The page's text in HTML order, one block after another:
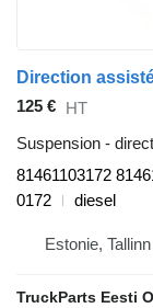
125 € HT
Suspension -
81461103172
0172
diesel
Estonie, Tallinn
TruckParts Eesti